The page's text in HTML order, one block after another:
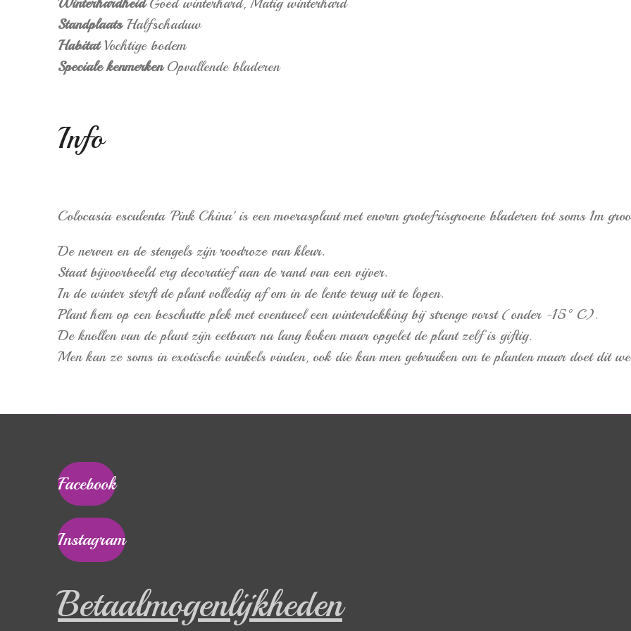
StandplaatsHalfschaduw
HabitatVochtige bodem
Speciale kenmerkenOpvallende bladeren
Info
Colocasia esculenta 'Pink China' is een moerasplant met enorm grotefrisgroene bladeren tot soms 1m
De nerven en de stengels zijn roodroze van kleur.
Staat bijvoorbeeld erg decoratief aan de rand van een vijver.
In de winter sterft de plant volledig af om in de lente terug uit te lopen.
Plant hem op een beschutte plek met eventueel een winterdekking bij strenge vorst (onder -15°C).
De knollen van de plant zijn eetbaar na lang koken maar opgelet de plant zelf is giftig.
Men kan ze soms in exotische winkels vinden, ook die kan men gebruiken om te planten maar doet dit
Facebook
Instagram
Betaalmogenlijkheden